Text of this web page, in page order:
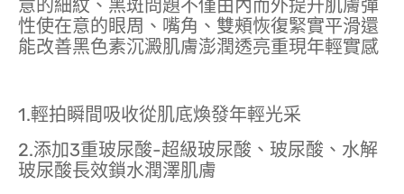
意的細紋、黑斑問題不僅由內而外提升肌膚彈
性使在意的眼周、嘴角、雙頰恢復緊實平滑還
能改善黑色素沉澱肌膚澎潤透亮重現年輕實感
1.輕拍瞬間吸收從肌底煥發年輕光采
2.添加3重玻尿酸-超級玻尿酸、玻尿酸、水解
玻尿酸長效鎖水潤澤肌膚